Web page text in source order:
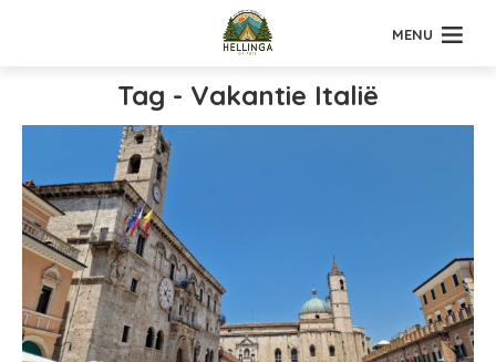
MENU
Tag - Vakantie Italië